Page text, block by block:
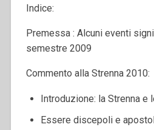
Indice:
Premessa : Alcuni eventi
semestre 2009
Commento alla Strenna 2010:
Introduzione: la Strenna e
Essere discepoli e